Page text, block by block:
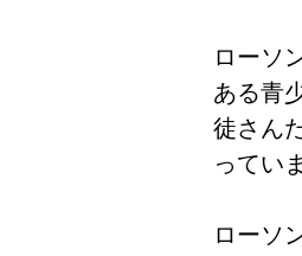
ローソ
ある青
徒さん
ってい
ローソ